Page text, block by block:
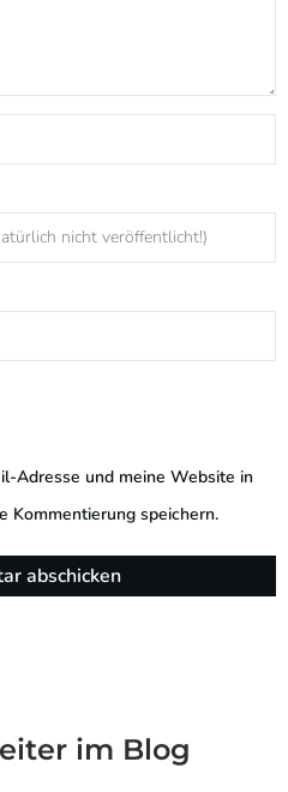
Adresse und meine Website in
Kommentierung speichern.
abschicken
im Blog